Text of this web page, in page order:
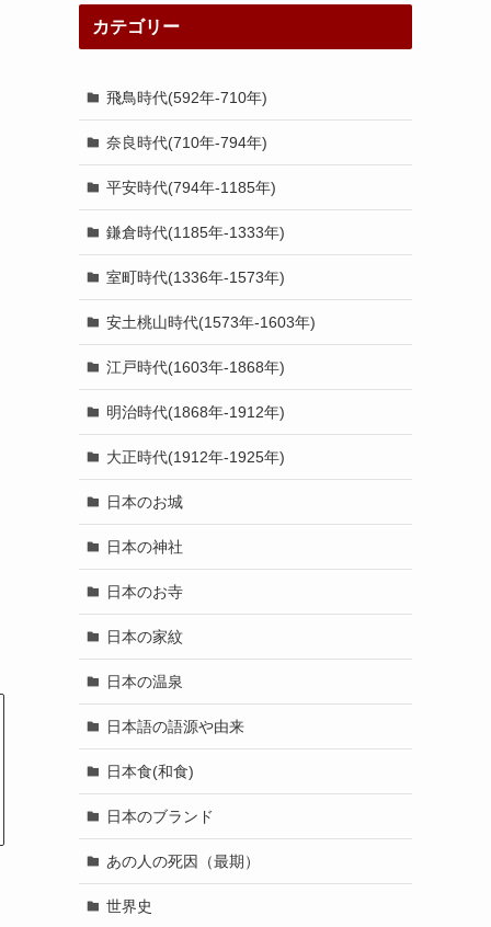
カテゴリー
飛鳥時代(592年-710年)
奈良時代(710年-794年)
平安時代(794年-1185年)
鎌倉時代(1185年-1333年)
室町時代(1336年-1573年)
安土桃山時代(1573年-1603年)
江戸時代(1603年-1868年)
明治時代(1868年-1912年)
大正時代(1912年-1925年)
日本のお城
日本の神社
日本のお寺
日本の家紋
日本の温泉
日本語の語源や由来
日本食(和食)
日本のブランド
あの人の死因（最期）
世界史